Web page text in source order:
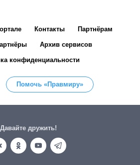
Контакты Партнёрам
Архив сервисов
конфиденциальности
Помочь «Правмиру»
Давайте дружить!